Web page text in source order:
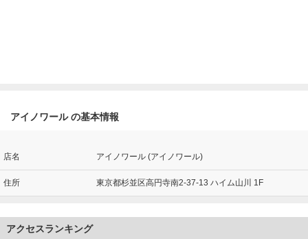
アイノワール の基本情報
店名 アイノワール (アイノワール)
住所 東京都杉並区高円寺南2-37-13 ハイム山川 1F
アクセスランキング